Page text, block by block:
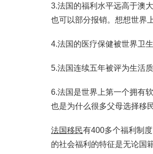
3.法国的福利水平远高于澳
也可以部分报销。想想世界
4.法国的医疗保健被世界卫
5.法国连续五年被评为生活
6.法国是世界上第一个拥有
也是为什么很多父母选择移
法国移民有400多个福利制
的社会福利的特征是无论国